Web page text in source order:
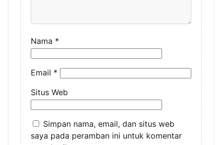
Nama *
Email *
Situs Web
Simpan nama, email, dan situs web
saya pada peramban ini untuk komentar